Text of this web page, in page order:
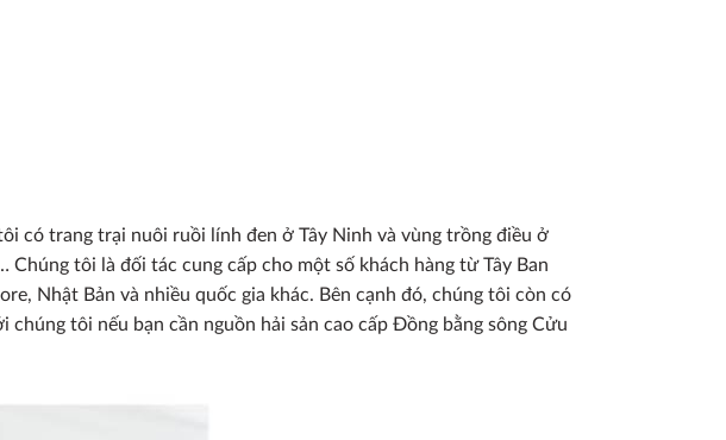
có trang trại nuôi ruồi lính đen ở Tây Ninh và vùng trồng điều ở
tôi là đối tác cung cấp cho một số khách hàng từ Tây Ban
Nhật Bản và nhiều quốc gia khác. Bên cạnh đó, chúng tôi còn có
tôi nếu bạn cần nguồn hải sản cao cấp Đồng bằng sông Cửu